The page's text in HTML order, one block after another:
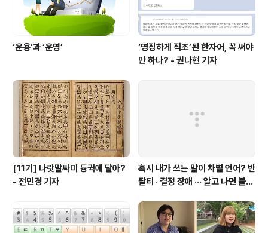
‘운용’과 ‘운영’
‘명징하게 직조’된 한자어, 꼭 써야
만 하나? - 권나현 기자
[11기] 나랏말싸미 듕귁에 달아?
- 전민경 기자
혹시 내가 쓰는 말이 차별 언어? 반
팔티 · 결정 장애 ··· 알고 나면 불편